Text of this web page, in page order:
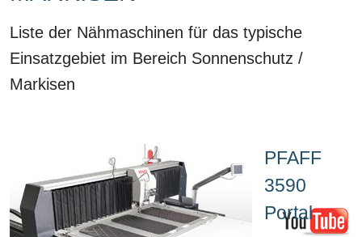
Liste der Nähmaschinen für das typische
Einsatzgebiet im Bereich Sonnenschutz /
Markisen
PFAFF
3590
Portal